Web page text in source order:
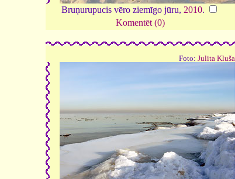
Bruņurupucis vēro ziemīgo jūru, 2010.
Komentēt (0)
Foto: Julita Kluša